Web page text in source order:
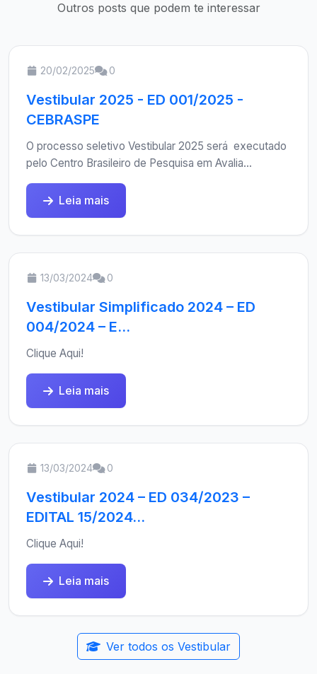
Outros posts que podem te interessar
20/02/2025 0
Vestibular 2025 - ED 001/2025 -
CEBRASPE
O processo seletivo Vestibular 2025 será executado
pelo Centro Brasileiro de Pesquisa em Avalia...
Leia mais
13/03/2024 0
Vestibular Simplificado 2024 – ED
004/2024 – E...
Clique Aqui!
Leia mais
13/03/2024 0
Vestibular 2024 – ED 034/2023 –
EDITAL 15/2024...
Clique Aqui!
Leia mais
Ver todos os Vestibular